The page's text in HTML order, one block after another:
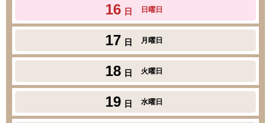
16 日 日曜日
17 日 月曜日
18 日 火曜日
19 日 水曜日